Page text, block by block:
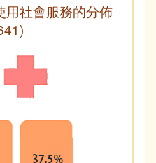
用社會服務的分佈